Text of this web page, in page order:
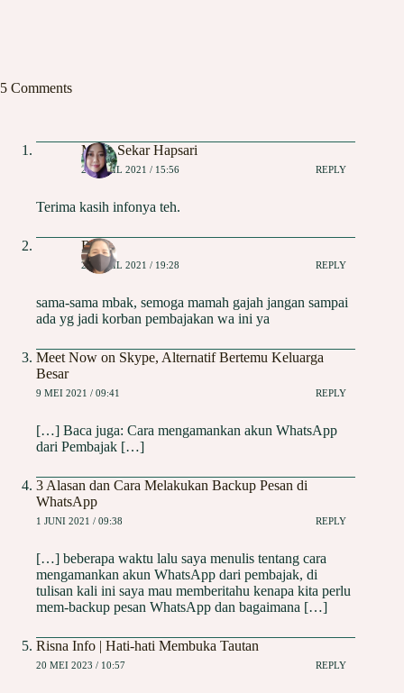
5 Comments
Meita Sekar Hapsari
20 APRIL 2021 / 15:56 REPLY
Terima kasih infonya teh.
Risna
20 APRIL 2021 / 19:28 REPLY
sama-sama mbak, semoga mamah gajah jangan sampai
ada yg jadi korban pembajakan wa ini ya
Meet Now on Skype, Alternatif Bertemu Keluarga
Besar
9 MEI 2021 / 09:41 REPLY
[…] Baca juga: Cara mengamankan akun WhatsApp
dari Pembajak […]
3 Alasan dan Cara Melakukan Backup Pesan di
WhatsApp
1 JUNI 2021 / 09:38 REPLY
[…] beberapa waktu lalu saya menulis tentang cara
mengamankan akun WhatsApp dari pembajak, di
tulisan kali ini saya mau memberitahu kenapa kita perlu
mem-backup pesan WhatsApp dan bagaimana […]
Risna Info | Hati-hati Membuka Tautan
20 MEI 2023 / 10:57 REPLY